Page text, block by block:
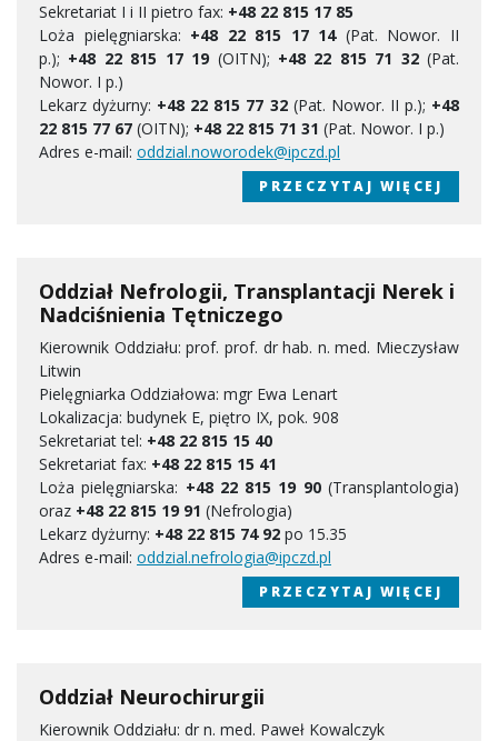
Sekretariat I i II pietro fax: +48 22 815 17 85
Loża pielęgniarska: +48 22 815 17 14 (Pat. Nowor. II
p.); +48 22 815 17 19 (OITN); +48 22 815 71 32(Pat.
Nowor. I p.)
Lekarz dyżurny: +48 22 815 77 32(Pat. Nowor. II p.); +48
22 815 77 67 (OITN); +48 22 815 71 31 (Pat. Nowor. I p.)
Adres e-mail: oddzial.noworodek@ipczd.pl
PRZECZYTAJ WIĘCEJ
Oddział Nefrologii, Transplantacji Nerek i
Nadciśnienia Tętniczego
Kierownik Oddziału: prof. prof. dr hab. n. med. Mieczysław
Litwin
Pielęgniarka Oddziałowa: mgr Ewa Lenart
Lokalizacja: budynek E, piętro IX, pok. 908
Sekretariat tel: +48 22 815 15 40
Sekretariat fax: +48 22 815 15 41
Loża pielęgniarska: +48 22 815 19 90(Transplantologia)
oraz +48 22 815 19 91 (Nefrologia)
Lekarz dyżurny: +48 22 815 74 92 po 15.35
Adres e-mail: oddzial.nefrologia@ipczd.pl
PRZECZYTAJ WIĘCEJ
Oddział Neurochirurgii
Kierownik Oddziału: dr n. med. Paweł Kowalczyk